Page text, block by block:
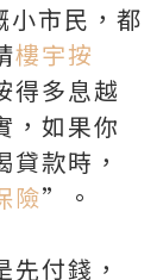
市民，都
樓宇按
得多息越
，如果你
款時，
險”。
付錢，